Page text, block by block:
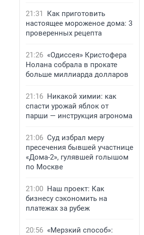
21:31
Как приготовить
настоящее мороженое дома: 3
проверенных рецепта
21:26 «Одиссея» Кристофера
Нолана собрала в прокате
больше миллиарда долларов
21:16 Никакой химии: как
спасти урожай яблок от
парши — инструкция агронома
21:06 Суд избрал меру
пресечения бывшей участнице
«Дома-2», гулявшей голышом
по Москве
21:00 Наш проект: Как
бизнесу сэкономить на
платежах за рубеж
20:56 «Мерзкий способ»: